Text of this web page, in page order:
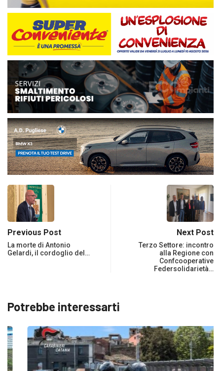
Previous Post
La morte di Antonio
Gelardi, il cordoglio del…
Next Post
Terzo Settore: incontro
alla Regione con
Confcooperative
Federsolidarietà…
Potrebbe interessarti